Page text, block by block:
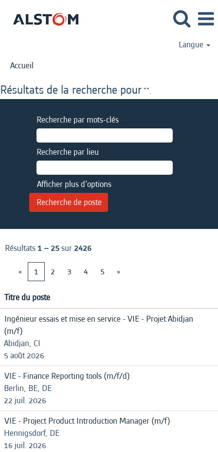
Langue
Accueil
Résultats de la recherche pour "".
Recherche par mots-clés
Recherche par lieu
Afficher plus d’options
Résultats1 – 25sur 2426
«
1 2 3 4 5 »
Titre du poste
Ingénieur essais et mise en service - VIE - Projet Abidjan
(m/f)
Abidjan, CI
5 août 2026
VIE - Finance Reporting tools (m/f/d)
Berlin, BE, DE
22 juil. 2026
VIE - Project Product Introduction Manager (m/f)
Hennigsdorf, DE
16 juil. 2026